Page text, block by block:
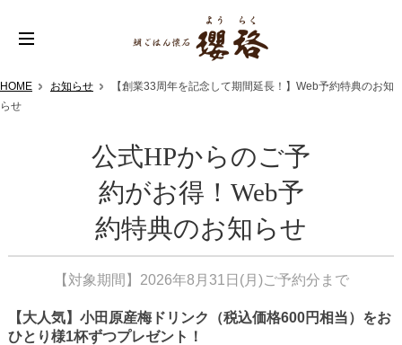
HOME お知らせ
【創業33周年を記念して期間延長！】Web予約特典のお知
らせ
公式HPからのご予
約がお得！Web予
約特典のお知らせ
【対象期間】2026年8月31日(月)ご予約分まで
【大人気】小田原産梅ドリンク（税込価格600円相当）をお
ひとり様1杯ずつプレゼント！